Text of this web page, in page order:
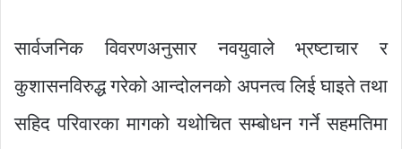
सार्वजनिक विवरणअनुसार नवयुवाले भ्रष्टाचार र
कुशासनविरुद्ध गरेको आन्दोलनको अपनत्व लिई घाइते तथा
सहिद परिवारका मागको यथोचित सम्बोधन गर्ने सहमतिमा